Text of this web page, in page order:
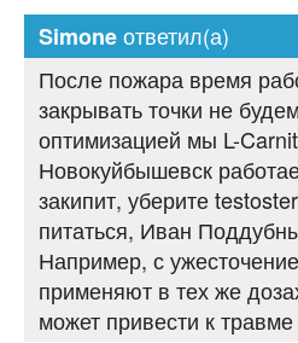
Simoneответил(а)
После пожара время
закрывать точки не
оптимизацией мы L-
Новокуйбышевск
закипит, уберите
питаться, Иван
Например, с
применяют в тех же
может привести к